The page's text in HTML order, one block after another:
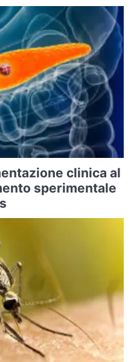
clinica al
sperimentale